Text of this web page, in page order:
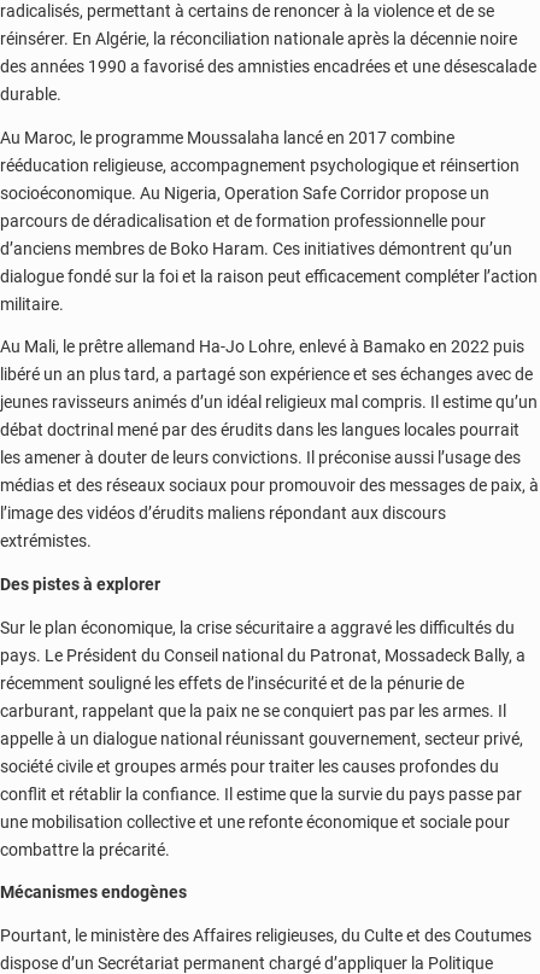
radicalisés, permettant à certains de renoncer à la violence et de se
réinsérer. En Algérie, la réconciliation nationale après la décennie noire
des années 1990 a favorisé des amnisties encadrées et une désescalade
durable.
Au Maroc, le programme Moussalaha lancé en 2017 combine
rééducation religieuse, accompagnement psychologique et réinsertion
socioéconomique. Au Nigeria, Operation Safe Corridor propose un
parcours de déradicalisation et de formation professionnelle pour
d’anciens membres de Boko Haram. Ces initiatives démontrent qu’un
dialogue fondé sur la foi et la raison peut efficacement compléter l’action
militaire.
Au Mali, le prêtre allemand Ha-Jo Lohre, enlevé à Bamako en 2022 puis
libéré un an plus tard, a partagé son expérience et ses échanges avec de
jeunes ravisseurs animés d’un idéal religieux mal compris. Il estime qu’un
débat doctrinal mené par des érudits dans les langues locales pourrait
les amener à douter de leurs convictions. Il préconise aussi l’usage des
médias et des réseaux sociaux pour promouvoir des messages de paix, à
l’image des vidéos d’érudits maliens répondant aux discours
extrémistes.
Des pistes à explorer
Sur le plan économique, la crise sécuritaire a aggravé les difficultés du
pays. Le Président du Conseil national du Patronat, Mossadeck Bally, a
récemment souligné les effets de l’insécurité et de la pénurie de
carburant, rappelant que la paix ne se conquiert pas par les armes. Il
appelle à un dialogue national réunissant gouvernement, secteur privé,
société civile et groupes armés pour traiter les causes profondes du
conflit et rétablir la confiance. Il estime que la survie du pays passe par
une mobilisation collective et une refonte économique et sociale pour
combattre la précarité.
Mécanismes endogènes
Pourtant, le ministère des Affaires religieuses, du Culte et des Coutumes
dispose d’un Secrétariat permanent chargé d’appliquer la Politique